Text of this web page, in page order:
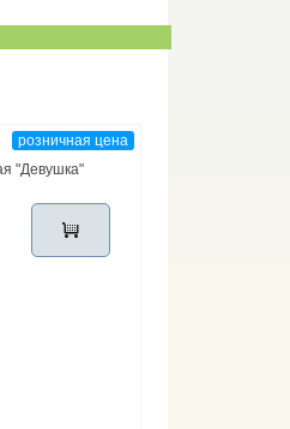
розничная цена
"Девушка"